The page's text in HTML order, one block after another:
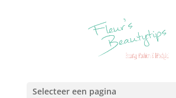
Selecteer een pagina